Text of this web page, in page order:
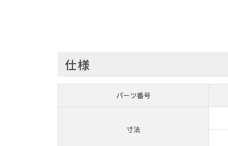
仕様
パーツ番号
寸法